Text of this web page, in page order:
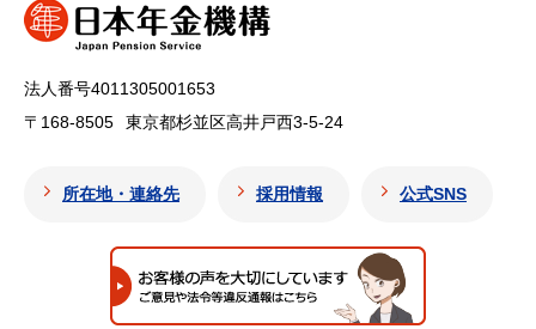
法人番号4011305001653
〒168-8505
東京都杉並区高井戸西3-5-24
所在地・連絡先 採用情報 公式SNS